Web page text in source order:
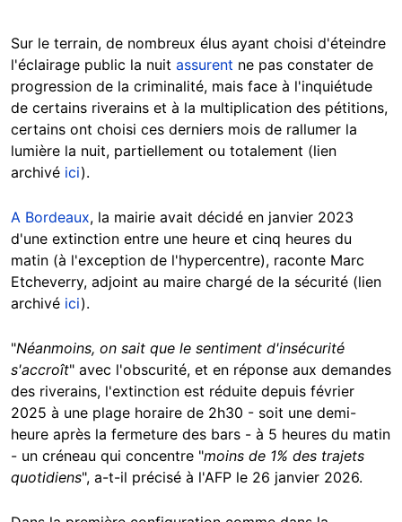
Sur le terrain, de nombreux élus ayant choisi d'éteindre
l'éclairage public la nuit assurent ne pas constater de
progression de la criminalité, mais face à l'inquiétude
de certains riverains et à la multiplication des pétitions,
certains ont choisi ces derniers mois de rallumer la
lumière la nuit, partiellement ou totalement (lien
archivé ici).
A Bordeaux, la mairie avait décidé en janvier 2023
d'une extinction entre une heure et cinq heures du
matin (à l'exception de l'hypercentre), raconte Marc
Etcheverry, adjoint au maire chargé de la sécurité (lien
archivé ici).
"Néanmoins, on sait que le sentiment d'insécurité
s'accroît" avec l'obscurité, et en réponse aux demandes
des riverains, l'extinction est réduite depuis février
2025 à une plage horaire de 2h30 - soit une demi-
heure après la fermeture des bars - à 5 heures du matin
- un créneau qui concentre "moins de 1% des trajets
quotidiens", a-t-il précisé à l'AFP le 26 janvier 2026.